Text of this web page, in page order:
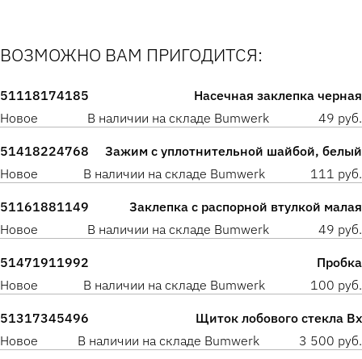
ВОЗМОЖНО ВАМ ПРИГОДИТСЯ:
51118174185
Насечная заклепка черная
Новое
В наличии на складе Bumwerk 49 руб.
51418224768
Зажим с уплотнительной шайбой, белый
Новое
В наличии на складе Bumwerk 111 руб.
51161881149
Заклепка с распорной втулкой малая
Новое
В наличии на складе Bumwerk 49 руб.
51471911992
Пробка
Новое
В наличии на складе Bumwerk 100 руб.
51317345496
Щиток лобового стекла Вх
Новое
В наличии на складе Bumwerk 3 500 руб.